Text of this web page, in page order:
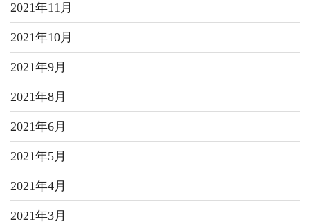
2021年11月
2021年10月
2021年9月
2021年8月
2021年6月
2021年5月
2021年4月
2021年3月